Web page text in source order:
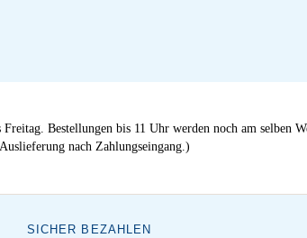
Bestellungen bis 11 Uhr werden noch am selben
nach Zahlungseingang.)
SICHER BEZAHLEN